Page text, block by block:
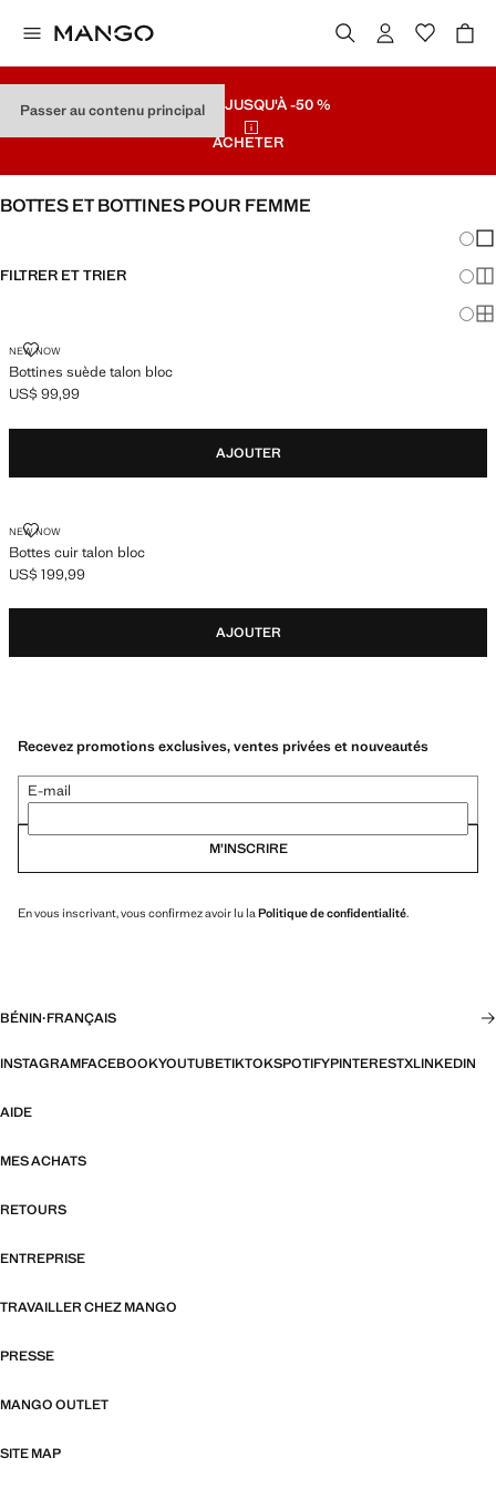
Passer au contenu principal
SOLDES JUSQU'À -50 %
ACHETER
BOTTES ET BOTTINES POUR FEMME
FILTRER ET TRIER
NEW NOW
Bottines suède talon bloc
BOTTINES SUÈDE TALON BLOC
Prix actuel [US$ 99,99 ]
US$ 99,99
AJOUTER
NEW NOW
Bottes cuir talon bloc
BOTTES CUIR TALON BLOC
Prix actuel [US$ 199,99 ]
US$ 199,99
AJOUTER
Recevez promotions exclusives, ventes privées et nouveautés
E-mail
M’INSCRIRE
En vous inscrivant, vous confirmez avoir lu la Politique de confidentialité.
BÉNIN·FRANÇAIS
INSTAGRAMFACEBOOKYOUTUBETIKTOKSPOTIFYPINTERESTXLINKEDIN
AIDE
MES ACHATS
RETOURS
ENTREPRISE
TRAVAILLER CHEZ MANGO
PRESSE
MANGO OUTLET
SITE MAP